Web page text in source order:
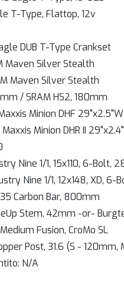
T-Type, Flattop, 12v
DUB T-Type Crankset
Maven Silver Stealth
Maven Silver Stealth
/ SRAM HS2, 180mm
Minion DHF
Minion DHR II
Nine 1/1, 15x110, 6-Bolt,
Nine 1/1, 12x148, XD, 6-
Carbon Bar, 800mm
Stem, 42mm -or-
Fusion, CroMo SL
Post, 31.6 (S -
N/A